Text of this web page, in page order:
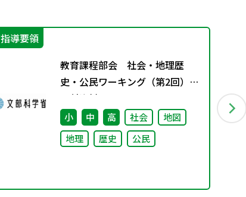
導要領
教育課程部会 社会・地理歴
史・公民ワーキング（第2回）
配付資料
小 中 高 社会
地図
地理
歴史 公民